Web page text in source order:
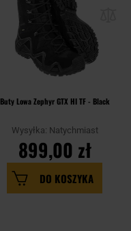
Buty Lowa Zephyr GTX HI TF - Black
Wysyłka: Natychmiast
899,00 zł
DO KOSZYKA